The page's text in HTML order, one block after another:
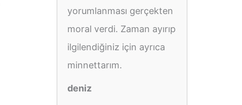
yorumlanması gerçekten
moral verdi. Zaman ayırıp
ilgilendiğiniz için ayrıca
minnettarım.
deniz